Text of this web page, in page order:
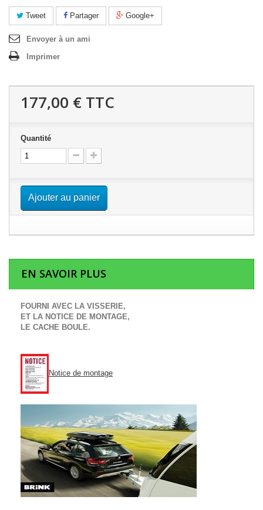
Tweet Partager Google+
Envoyer à un ami
Imprimer
177,00 € TTC
Quantité
Ajouter au panier
EN SAVOIR PLUS
FOURNI AVEC LA VISSERIE,
ET LA NOTICE DE MONTAGE,
LE CACHE BOULE.
Notice de montage